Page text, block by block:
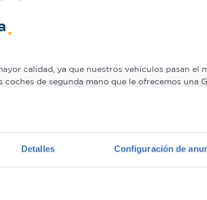
Detalles Configuración de
calidad, ya que nuestros vehículos pasan el
de segunda mano que le ofrecemos una
de Madrid, disponemos de una gran
la mejor relación calidad-precio. O si lo